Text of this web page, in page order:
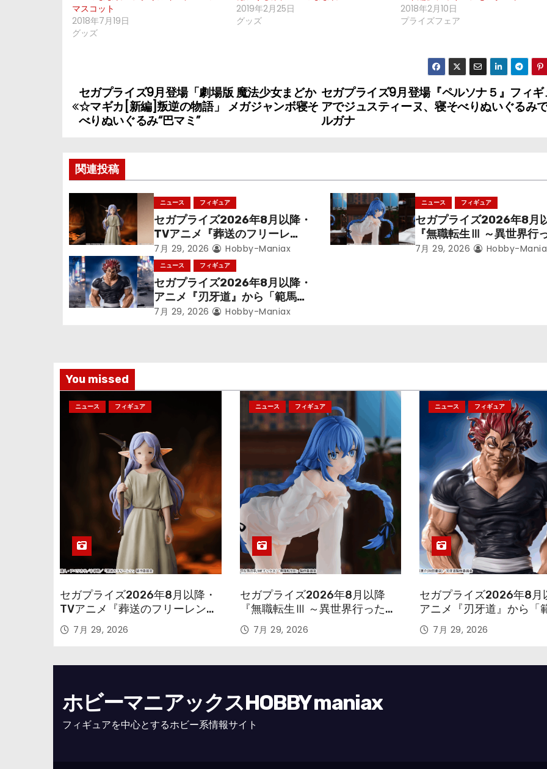
マスコット
2018年7月19日
グッズ
2019年2月25日
グッズ
2018年2月10日
プライズフェア
投
稿
ビ
ゲ
ー
シ
ョ
ン
セガプライズ9月登場『ペルソナ５』フィギ
アでジュスティーヌ、寝そべりぬいぐるみ
ルガナ
セガプライズ9月登場「劇場版 魔法少女まどか
☆マギカ[新編]叛逆の物語」 メガジャンボ寝そ
べりぬいぐるみ“巴マミ”
関連投稿
ニュース フィギュア
セガプライズ2026年8月以降・
TVアニメ『葬送のフリーレ
ン』鉱山で300年働くことにな
っっちゃった「フリーレン」を
立体化！
7月 29, 2026 Hobby-Maniax
ニュース フィギュア
セガプライズ2026年8月
『無職転生Ⅲ ～異世界行
本気だす～』から「ロキシ
7月 29, 2026 Hobby-
ニュース フィギュア
セガプライズ2026年8月以降・
アニメ『刃牙道』から「範馬勇
次郎」が登場ッッ!!
7月 29, 2026 Hobby-Maniax
You missed
ニュース フィギュア
セガプライズ2026年8月以降・
TVアニメ『葬送のフリーレン』
鉱山で300年働くことになっっ
ちゃった「フリーレン」を立体
7月 29, 2026
ニュース フィギュア
セガプライズ2026年8月以降
『無職転生Ⅲ ～異世界行ったら
本気だす～』から「ロキシー」
のフィギュアが登場！
7月 29, 2026
ニュース フィギュア
セガプライズ2026年8月
アニメ『刃牙道』から「
次郎」が登場ッッ!!
7月 29, 2026
ホビーマニアックスHOBBY maniax
フィギュアを中心とするホビー系情報サイト